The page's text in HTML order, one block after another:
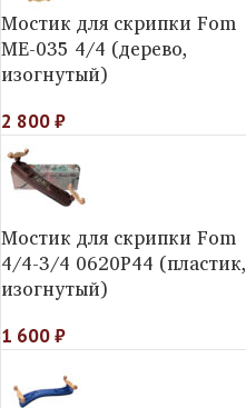
Мостик для скрипки Fom
ME-035 4/4 (дерево,
изогнутый)
2 800₽
Мостик для скрипки Fom
4/4-3/4 0620P44 (пластик,
изогнутый)
1 600₽